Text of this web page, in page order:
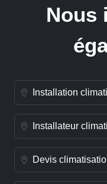
Nous
Installation
Installateur
Devis